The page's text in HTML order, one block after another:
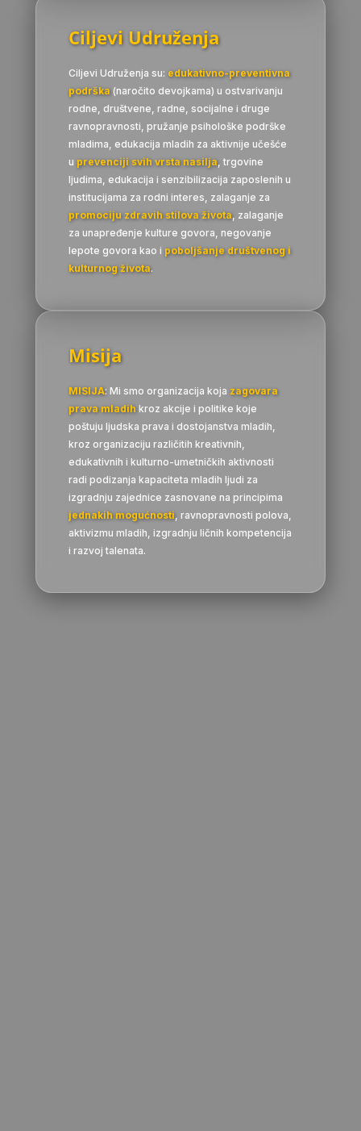
Ciljevi Udruženja
Ciljevi Udruženja su: edukativno-preventivna
podrška(naročito devojkama) u ostvarivanju
rodne, društvene, radne, socijalne i druge
ravnopravnosti, pružanje psihološke podrške
mladima, edukacija mladih za aktivnije učešće
u prevenciji svih vrsta nasilja, trgovine
ljudima, edukacija i senzibilizacija zaposlenih u
institucijama za rodni interes, zalaganje za
promociju zdravih stilova života, zalaganje
za unapređenje kulture govora, negovanje
lepote govora kao i poboljšanje društvenog i
kulturnog života.
Misija
MISIJA: Mi smo organizacija koja zagovara
prava mladih kroz akcije i politike koje
poštuju ljudska prava i dostojanstva mladih,
kroz organizaciju različitih kreativnih,
edukativnih i kulturno-umetničkih aktivnosti
radi podizanja kapaciteta mladih ljudi za
izgradnju zajednice zasnovane na principima
jednakih mogućnosti, ravnopravnosti polova,
aktivizmu mladih, izgradnju ličnih kompetencija
i razvoj talenata.